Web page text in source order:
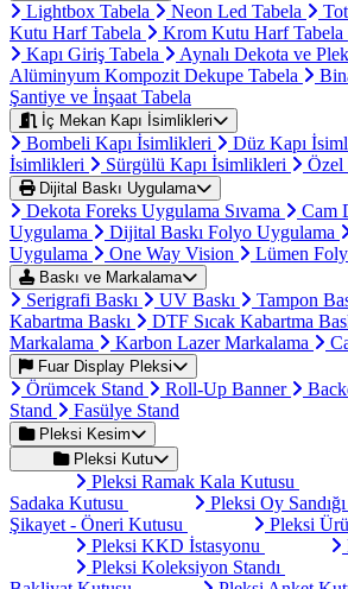
Lightbox Tabela Neon Led Tabela
Kutu Harf Tabela
Krom Kutu Harf Tabela
Kapı Giriş Tabela
Aynalı Dekota ve
Alüminyum Kompozit Dekupe Tabela
Şantiye ve İnşaat Tabela
İç Mekan Kapı İsimlikleri
Bombeli Kapı İsimlikleri Düz Kapı
İsimlikleri
Sürgülü Kapı İsimlikleri Özel
Dijital Baskı Uygulama
Dekota Foreks Uygulama Sıvama
Cam
Uygulama
Dijital Baskı Folyo Uygulama
Uygulama
One Way Vision Lümen
Baskı ve Markalama
Serigrafi Baskı UV Baskı Tampon
Kabartma Baskı
DTF Sıcak Kabartma
Markalama
Karbon Lazer Markalama
Fuar Display Pleksi
Örümcek Stand Roll-Up Banner
Stand
Fasülye Stand
Pleksi Kesim
Pleksi Kutu
Pleksi Ramak Kala Kutusu
Sadaka Kutusu
Pleksi Oy Sandığı
Şikayet - Öneri Kutusu
Pleksi
Pleksi KKD İstasyonu
Pleksi Koleksiyon Standı